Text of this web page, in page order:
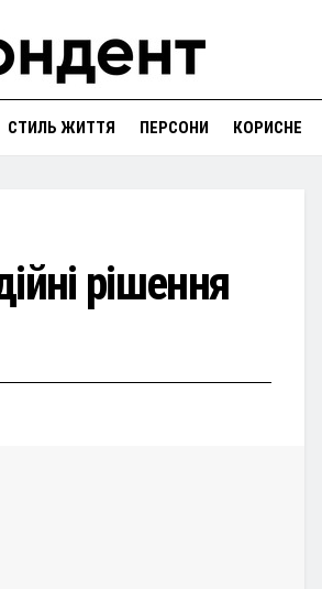
СТИЛЬ ЖИТТЯ ПЕРСОНИ КОРИСНЕ
рішення